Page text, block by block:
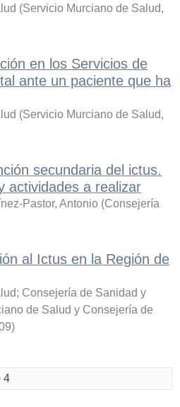
(Servicio Murciano de Salud,
en los Servicios de
ante un paciente que ha
(Servicio Murciano de Salud,
secundaria del ictus.
actividades a realizar
Pastor, Antonio (Consejería
al Ictus en la Región de
; Consejería de Sanidad y
de Salud y Consejería de
)
4